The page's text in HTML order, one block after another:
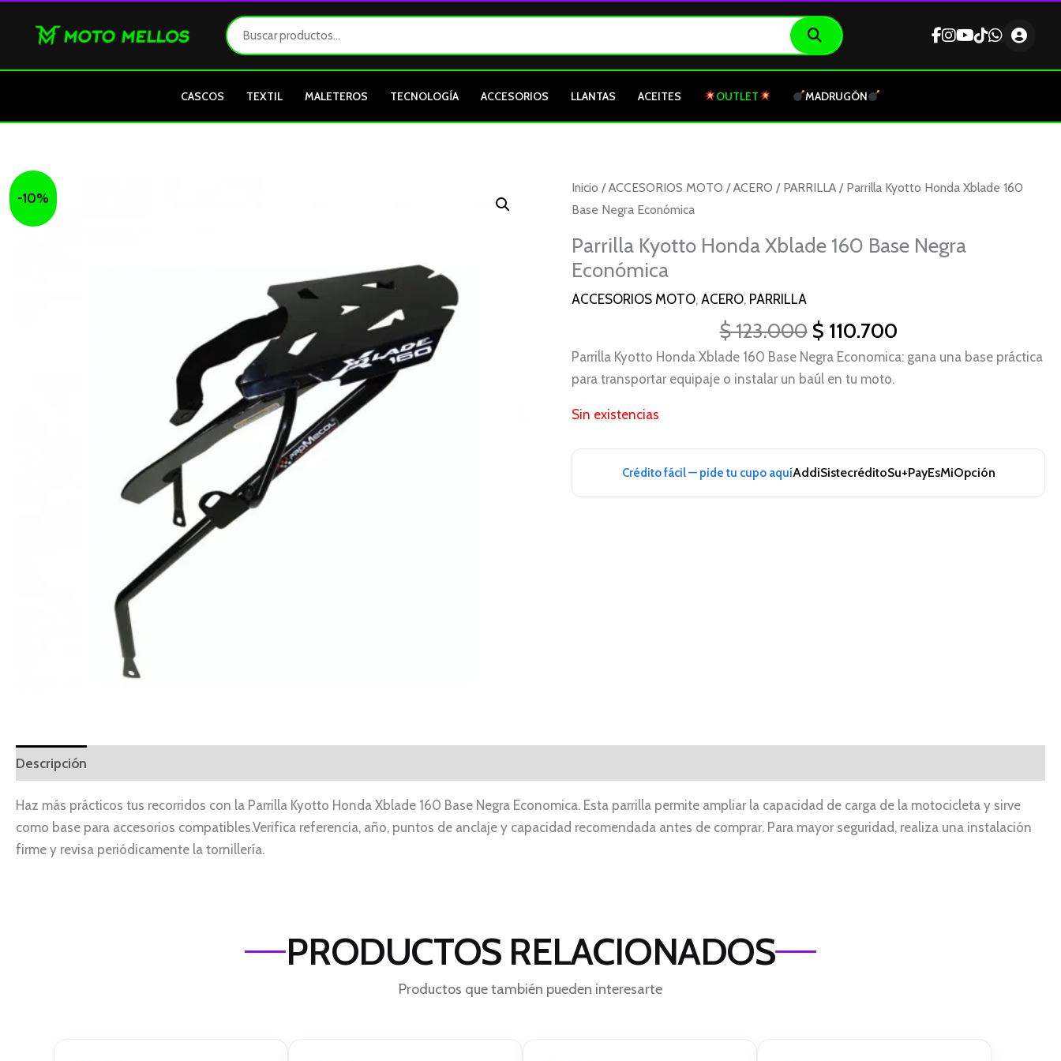
CASCOS TEXTIL MALETEROS TECNOLOGÍA ACCESORIOS LLANTAS ACEITES OUTLET MADRUGÓN
-10%
Inicio /ACCESORIOS MOTO /ACERO / PARRILLA/ Parrilla Kyotto Honda Xblade 160
Base Negra Económica
Parrilla Kyotto Honda Xblade 160 Base Negra
Económica
ACCESORIOS MOTO, ACERO, PARRILLA
$123.000
El
original
era:
$ 110.700
El
es:
Parrilla Kyotto Honda Xblade 160 Base Negra Economica: gana una base práctica
para transportar equipaje o instalar un baúl en tu moto.
Sin existencias
Crédito fácil — pide tu cupo aquíAddiSistecréditoSu+PayEsMiOpción
Descripción
Haz más prácticos tus recorridos con la Parrilla Kyotto Honda Xblade 160 Base Negra Economica. Esta parrilla permite ampliar la capacidad de carga de la motocicleta y sirve
como base para accesorios compatibles.Verifica referencia, año, puntos de anclaje y capacidad recomendada antes de comprar. Para mayor seguridad, realiza una instalación
firme y revisa periódicamente la tornillería.
PRODUCTOS RELACIONADOS
Productos que también pueden interesarte